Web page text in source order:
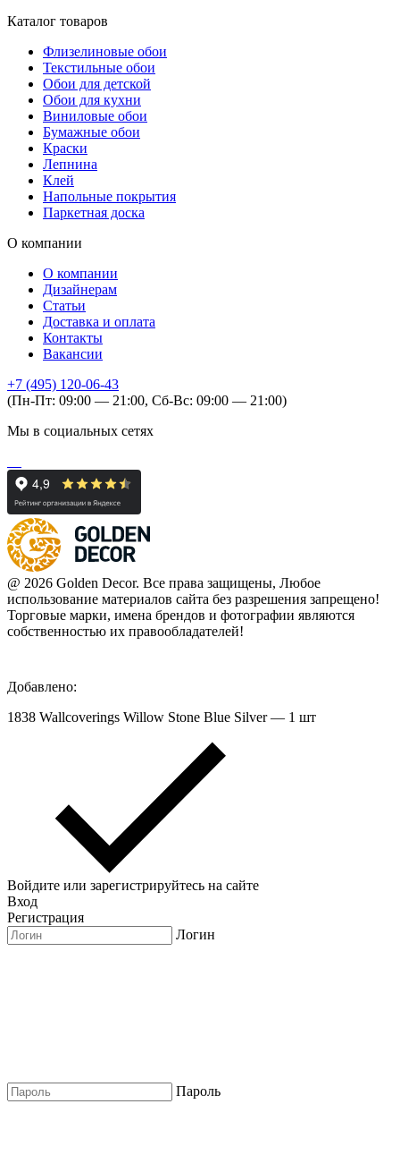
Каталог товаров
Флизелиновые обои
Текстильные обои
Обои для детской
Обои для кухни
Виниловые обои
Бумажные обои
Краски
Лепнина
Клей
Напольные покрытия
Паркетная доска
О компании
О компании
Дизайнерам
Статьи
Доставка и оплата
Контакты
Вакансии
+7 (495) 120-06-43
(Пн-Пт: 09:00 — 21:00, Сб-Вс: 09:00 — 21:00)
Мы в социальных сетях
@ 2026 Golden Decor. Все права защищены, Любое
использование материалов сайта без разрешения запрещено!
Торговые марки, имена брендов и фотографии являются
собственностью их правообладателей!
Добавлено:
1838 Wallcoverings Willow Stone Blue Silver — 1 шт
Войдите или зарегистрируйтесь на сайте
Вход
Регистрация
Логин
Пароль